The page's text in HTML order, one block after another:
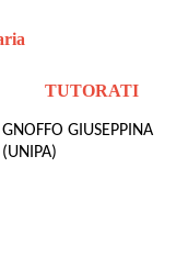
TUTORATI
GNOFFO GIUSEPPINA
(UNIPA)